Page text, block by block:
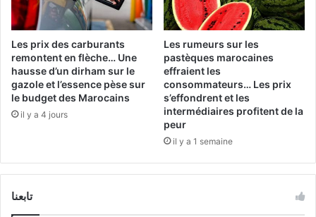
Les prix des carburants
remontent en flèche… Une
hausse d’un dirham sur le
gazole et l’essence pèse sur
le budget des Marocains
il y a 4 jours
Les rumeurs sur les
pastèques marocaines
effraient les
consommateurs… Les prix
s’effondrent et les
intermédiaires profitent de la
peur
il y a 1 semaine
تابعنا